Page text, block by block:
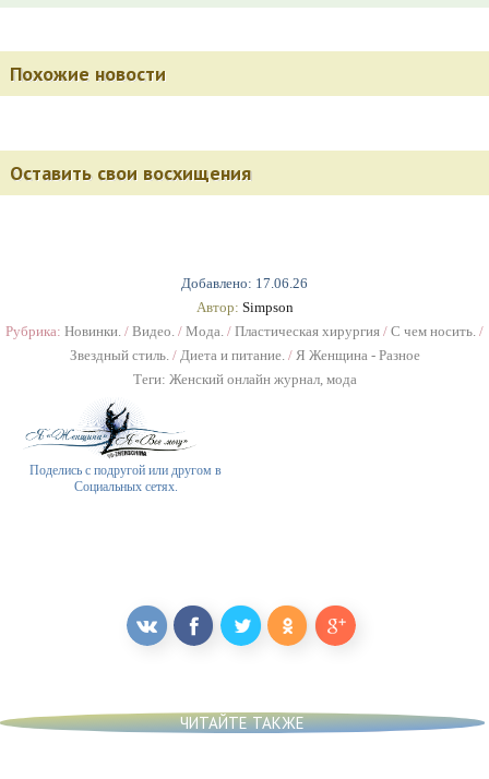
Добавлено: 17.06.26
Автор: Simpson
Рубрика: Новинки. / Видео. / Мода. / Пластическая хирургия / С чем носить. /
Звездный стиль./ Диета и питание./ Я Женщина - Разное
Теги: Женский онлайн журнал, мода
Поделись с подругой или другом в
Социальных сетях.
Похожие новости
Оставить свои восхищения
ЧИТАЙТЕ ТАКЖЕ